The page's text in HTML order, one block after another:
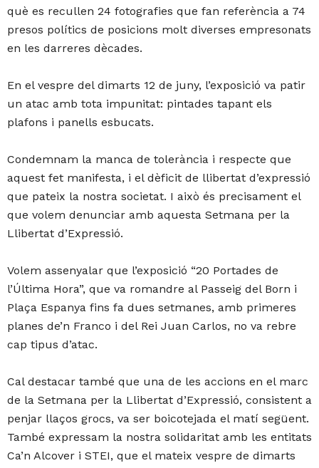
què es recullen 24 fotografies que fan referència a 74
presos polítics de posicions molt diverses empresonats
en les darreres dècades.
En el vespre del dimarts 12 de juny, l’exposició va patir
un atac amb tota impunitat: pintades tapant els
plafons i panells esbucats.
Condemnam la manca de tolerància i respecte que
aquest fet manifesta, i el dèficit de llibertat d’expressió
que pateix la nostra societat. I això és precisament el
que volem denunciar amb aquesta Setmana per la
Llibertat d’Expressió.
Volem assenyalar que l’exposició “20 Portades de
l’Última Hora”, que va romandre al Passeig del Born i
Plaça Espanya fins fa dues setmanes, amb primeres
planes de’n Franco i del Rei Juan Carlos, no va rebre
cap tipus d’atac.
Cal destacar també que una de les accions en el marc
de la Setmana per la Llibertat d’Expressió, consistent a
penjar llaços grocs, va ser boicotejada el matí següent.
També expressam la nostra solidaritat amb les entitats
Ca’n Alcover i STEI, que el mateix vespre de dimarts